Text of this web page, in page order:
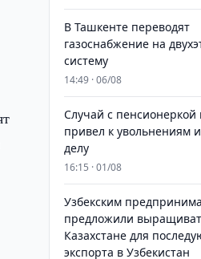
В Ташкенте переводят
газоснабжение на
систему
14:49 · 06/08
Случай с пенсионеркой
привел к увольнениям
делу
16:15 · 01/08
Узбекским
предложили
Казахстане для
экспорта в Узбекистан